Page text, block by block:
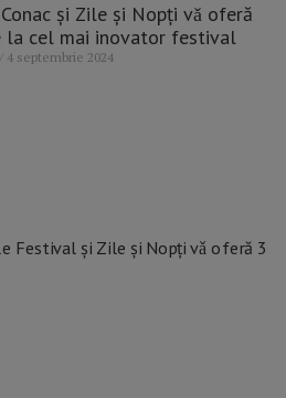
și Zile și Nopți vǎ oferă
la cel mai inovator festival
4 septembrie 2024